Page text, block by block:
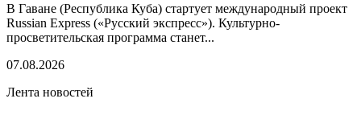
В Гаване (Республика Куба) стартует международный проект
Russian Express («Русский экспресс»). Культурно-
просветительская программа станет...
07.08.2026
Лента новостей